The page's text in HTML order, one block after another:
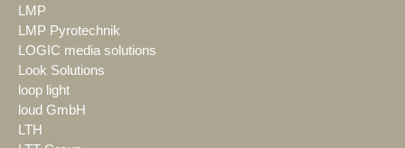
LMP
LMP Pyrotechnik
LOGIC media solutions
Look Solutions
loop light
loud GmbH
LTH